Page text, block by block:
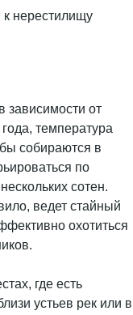
зависимости от
температура
собираются в
по
сотен.
ведет стайный
охотиться
где есть
устьев рек или в